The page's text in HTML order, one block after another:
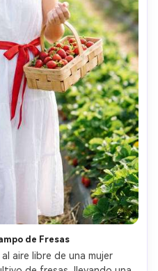
de Fresas
aire libre de una mujer